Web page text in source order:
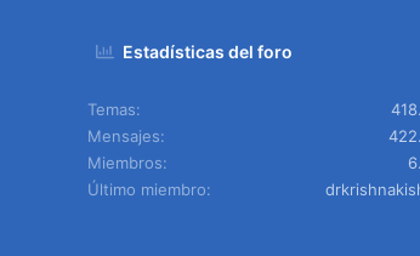
Estadísticas del foro
Temas
Mensajes
Miembros
Último miembro